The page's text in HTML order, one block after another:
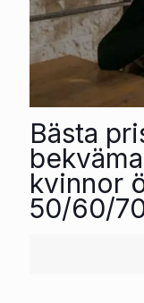
Bästa
kvinnor
50/60/